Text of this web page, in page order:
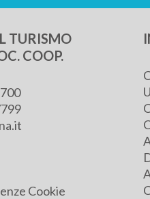
TURISMO
COOP.
Cookie